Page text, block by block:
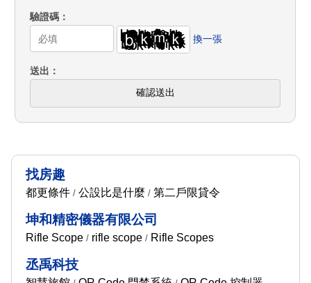
驗證碼
換一張
送出
確認送出
找房趣
都更條件/ 公設比是什麼 / 第二戶限貸令
坤和精密儀器有限公司
Rifle Scope/ rifle scope/ Rifle Scopes
丞禹科技